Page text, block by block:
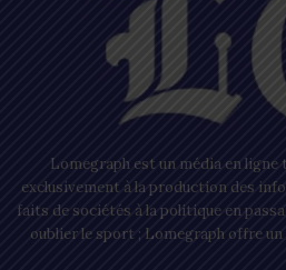
Lomegraph est un média en
exclusivement à la production des
faits de sociétés à la politique en
oublier le sport ; Lomegraph offre